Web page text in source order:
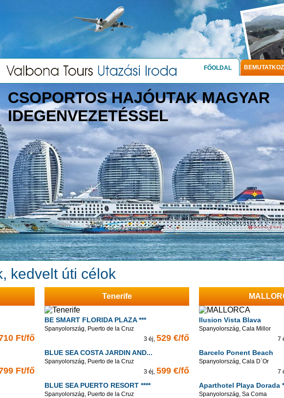
FŐOLDAL
CSOPORTOS HAJÓUTAK MAGYAR
IDEGENVEZETÉSSEL
kedvelt úti célok
Ft/fő
Ft/fő
Tenerife
BE SMART FLORIDA PLAZA ***
Spanyolország, Puerto de la Cruz
3 éj, 529 €/fő
BLUE SEA COSTA JARDIN AND...
Spanyolország, Puerto de la Cruz
3 éj, 599 €/fő
BLUE SEA PUERTO RESORT ****
Spanyolország, Puerto de la Cruz
Ilusion Vista Blava
Spanyolország, Cala Millor
7
Barcelo Ponent Beach
Spanyolország, Cala D`Or
7
Aparthotel Playa Dorada
Spanyolország, Sa Coma